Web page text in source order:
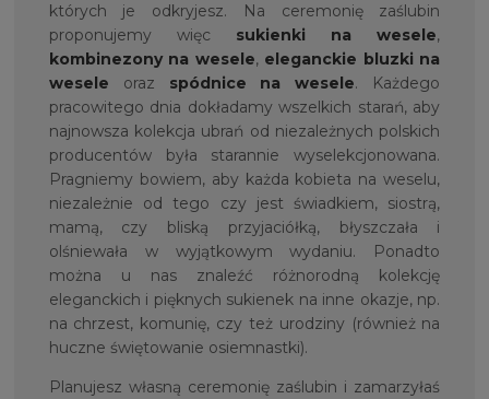
których je odkryjesz. Na ceremonię zaślubin
proponujemy więc
sukienki na wesele,
kombinezony na wesele, eleganckie bluzki na
wesele oraz spódnice na wesele. Każdego
pracowitego dnia dokładamy wszelkich starań, aby
najnowsza kolekcja ubrań od niezależnych polskich
producentów była starannie wyselekcjonowana.
Pragniemy bowiem, aby każda kobieta na weselu,
niezależnie od tego czy jest świadkiem, siostrą,
mamą, czy bliską przyjaciółką, błyszczała i
olśniewała w wyjątkowym wydaniu. Ponadto
można u nas znaleźć różnorodną kolekcję
eleganckich i pięknych sukienek na inne okazje, np.
na chrzest, komunię, czy też urodziny (również na
huczne świętowanie osiemnastki).
Planujesz własną ceremonię zaślubin i zamarzyłaś